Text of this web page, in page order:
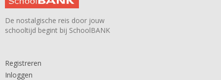
De nostalgische reis door jouw
schooltijd begint bij SchoolBANK
Registreren
Inloggen